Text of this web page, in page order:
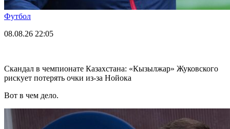
Футбол
08.08.26 22:05
Скандал в чемпионате Казахстана: «Кызылжар» Жуковского
рискует потерять очки из-за Нойока
Вот в чем дело.